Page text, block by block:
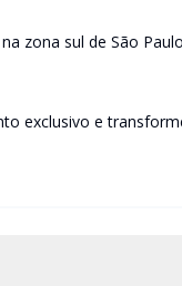
zona sul de São Paulo
exclusivo e